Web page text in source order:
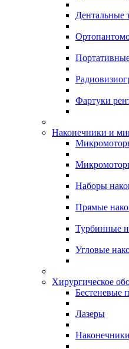
Дентальные
Фартуки
Наконечники и
Наборы
Прямые
Турбинные
Угловые
Хирургическое
Бестеневые
Лазеры